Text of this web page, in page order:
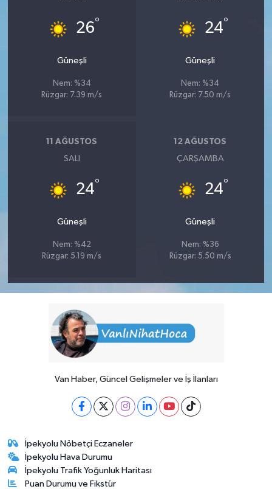
26°
Güneşli
Nem: %34
Rüzgar: 7.39 m/s
24°
Güneşli
Nem: %34
Rüzgar: 7.50 m/s
11 AĞUSTOS
SALI
24°
Güneşli
Nem: %42
Rüzgar: 5.19 m/s
12 AĞUSTOS
ÇARŞAMBA
24°
Güneşli
Nem: %36
Rüzgar: 5.50 m/s
Van Haber, Güncel Gelişmeler ve İş İlanları
İpekyolu Nöbetçi Eczaneler
İpekyolu Hava Durumu
İpekyolu Trafik Yoğunluk Haritası
Puan Durumu ve Fikstür